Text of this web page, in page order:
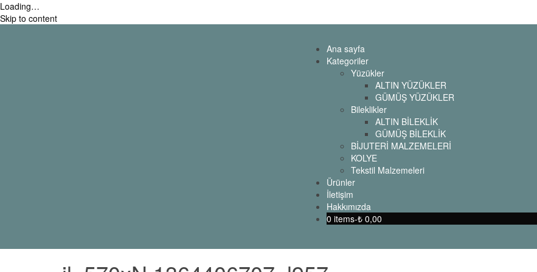
Loading…
Skip to content
Ana sayfa
Kategoriler
Yüzükler
ALTIN YÜZÜKLER
GÜMÜŞ YÜZÜKLER
Bileklikler
ALTIN BİLEKLİK
GÜMÜŞ BİLEKLİK
BİJUTERİ MALZEMELERİ
KOLYE
Tekstil Malzemeleri
Ürünler
İletişim
Hakkımızda
0 items-₺ 0,00